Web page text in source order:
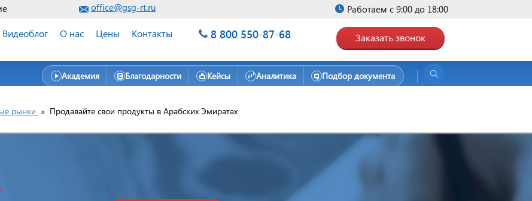
office@gsg-rt.ru Работаем с 9:00 до 18:00
Видеоблог О нас Цены Контакты 8 800 550-87-68 Заказать звонок
Академия Благодарности Кейсы Аналитика Подбор документа
рынки » Продавайте свои продукты в Арабских Эмиратах